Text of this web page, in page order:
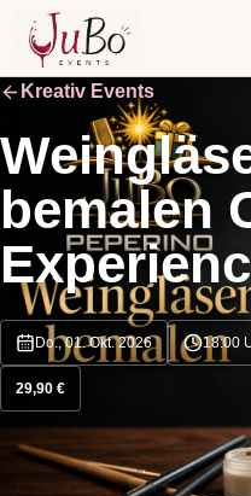
Kreativ Events
bemalen
Do., 01. Okt. 2026 18:00
29,90 €